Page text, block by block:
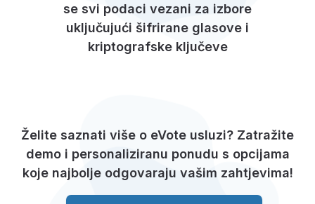
se svi podaci vezani za izbore
uključujući šifrirane glasove i
kriptografske ključeve
Želite saznati više o eVote usluzi? Zatražite
demo i personaliziranu ponudu s opcijama
koje najbolje odgovaraju vašim zahtjevima!